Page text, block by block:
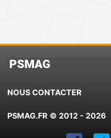
PSMAG
NOUS CONTACTER
PSMAG.FR © 2012 - 2026